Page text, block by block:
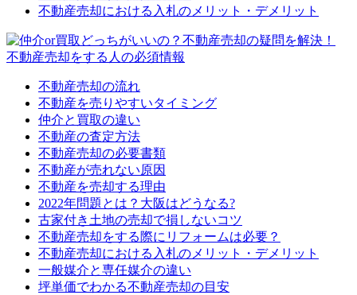
不動産売却における入札のメリット・デメリット
不動産売却をする人の必須情報
不動産売却の流れ
不動産を売りやすいタイミング
仲介と買取の違い
不動産の査定方法
不動産売却の必要書類
不動産が売れない原因
不動産を売却する理由
2022年問題とは？大阪はどうなる?
古家付き土地の売却で損しないコツ
不動産売却をする際にリフォームは必要？
不動産売却における入札のメリット・デメリット
一般媒介と専任媒介の違い
坪単価でわかる不動産売却の目安